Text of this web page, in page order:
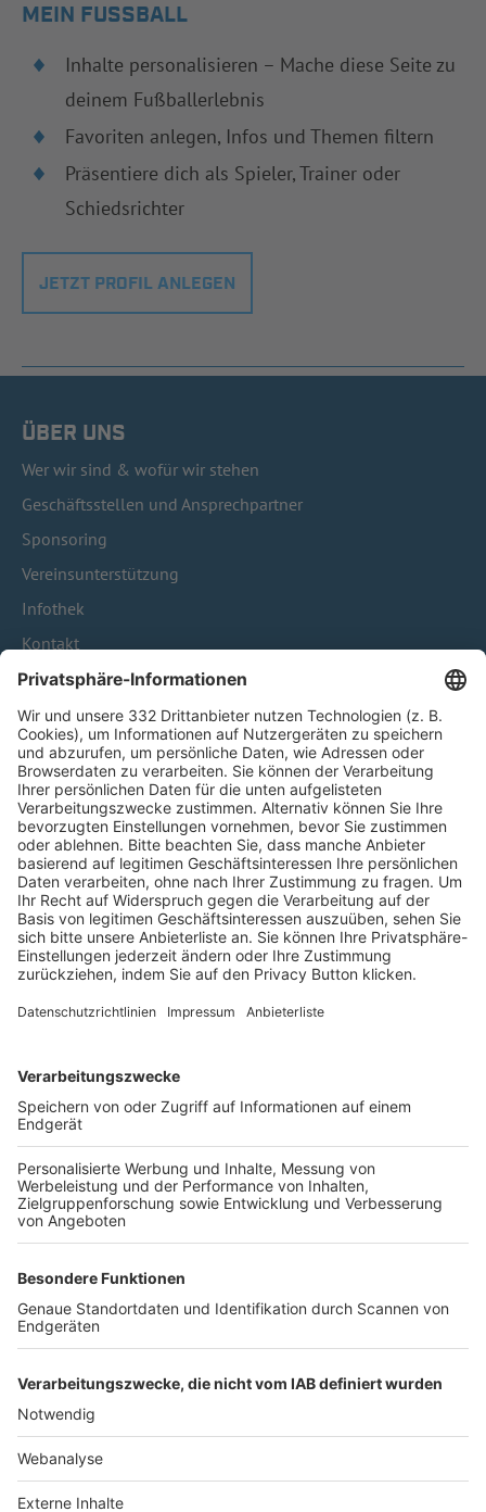
MEIN FUSSBALL
Inhalte personalisieren – Mache diese Seite zu
deinem Fußballerlebnis
Favoriten anlegen, Infos und Themen filtern
Präsentiere dich als Spieler, Trainer oder
Schiedsrichter
JETZT PROFIL ANLEGEN
ÜBER UNS
Wer wir sind & wofür wir stehen
Geschäftsstellen und Ansprechpartner
Sponsoring
Vereinsunterstützung
Infothek
Kontakt
HÄUFIG BESUCHTE SEITEN
Pässe und Vereinswechsel
Trainerausbildung
Schulungsangebot Vereinsmitarbeiter
BFV-Geschäftsstellen
Trainerbörse
Login SpielPlus
FOLGE DEM BFV
TOP-VEREINE
TOP-PARTNER
Nutzungsbedingungen Datenschutz Impressum